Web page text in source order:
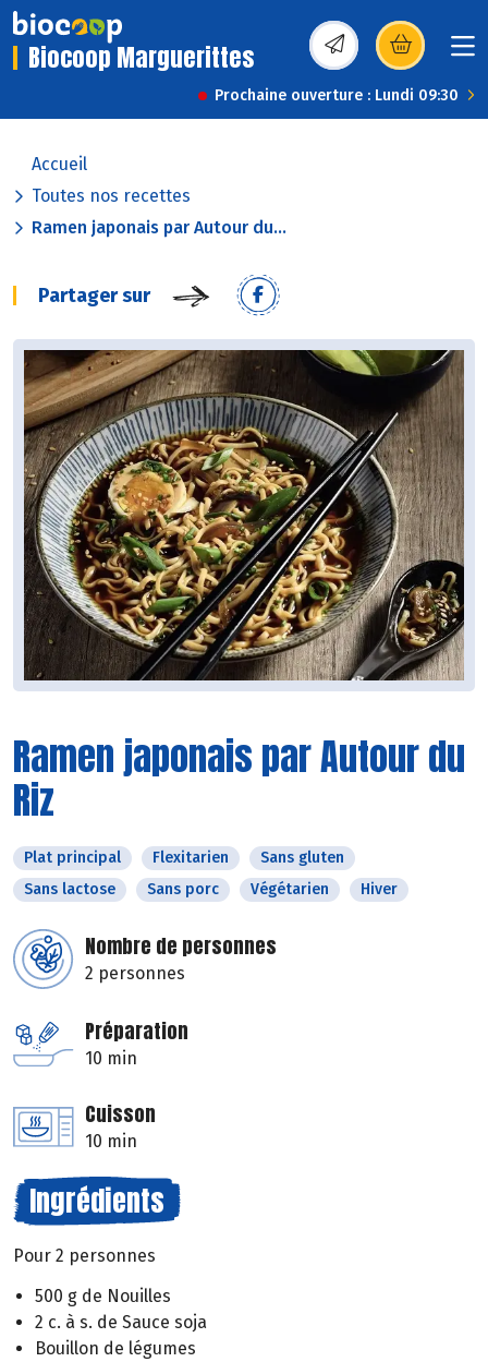
Biocoop Marguerittes (s’ouvre dans une
Prochaine ouverture : Lundi 09:30
Accueil
Toutes nos recettes
Ramen japonais par Autour du...
Partager sur
Ramen japonais par Autour du
Riz
Plat principal Flexitarien
Sans gluten
Sans lactose
Sans porc Végétarien Hiver
Nombre de personnes
2 personnes
Préparation
10 min
Cuisson
10 min
Ingrédients
Pour 2 personnes
500 g de Nouilles
2 c. à s. de Sauce soja
Bouillon de légumes